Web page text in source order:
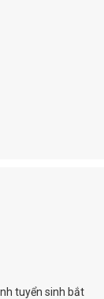
tuyển sinh bắt